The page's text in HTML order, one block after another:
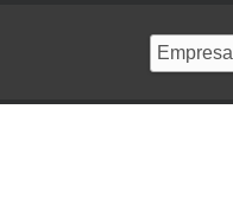
Empresa